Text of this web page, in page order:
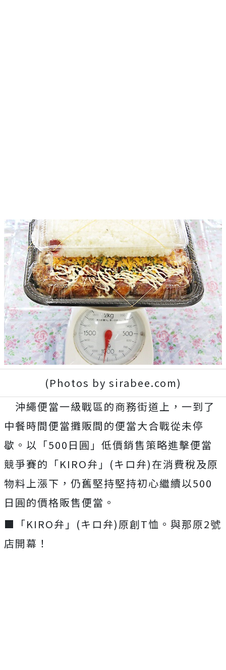
(Photos by sirabee.com)
沖繩便當一級戰區的商務街道上，一到了
中餐時間便當攤販間的便當大合戰從未停
歇。以「500日圓」低價銷售策略進擊便當
競爭賽的「KIRO弁」(キロ弁)在消費稅及原
物料上漲下，仍舊堅持堅持初心繼續以500
日圓的價格販售便當。
■「KIRO弁」(キロ弁)原創T恤。與那原2號
店開幕！